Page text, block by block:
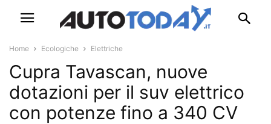
Home Ecologiche Elettriche
Cupra Tavascan, nuove
dotazioni per il suv elettrico
con potenze fino a 340 CV